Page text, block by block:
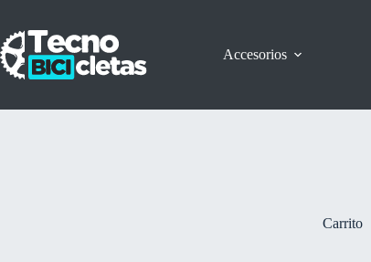
contenido
Accesorios
Carrito